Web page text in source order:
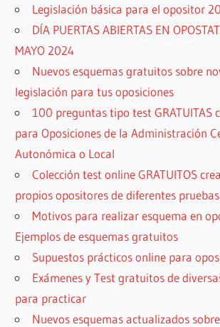
Legislación básica para el opositor
DÍA PUERTAS ABIERTAS EN
MAYO 2024
Nuevos esquemas gratuitos sobre
legislación para tus oposiciones
100 preguntas tipo test GRATUITAS
para Oposiciones de la Administración
Autonómica o Local
Colección test online GRATUITOS
propios opositores de diferentes
Motivos para realizar esquema en
Ejemplos de esquemas gratuitos
Supuestos prácticos online para
Exámenes y Test gratuitos de
para practicar
Nuevos esquemas actualizados